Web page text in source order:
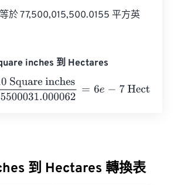
於 77,500,015,500.0155 平方英
inches 到 Hectares
inches15500031.000062= -
到 Hectares 轉換表